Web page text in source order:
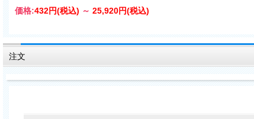
価格:432円(税込) ～ 25,920円(税込)
注文